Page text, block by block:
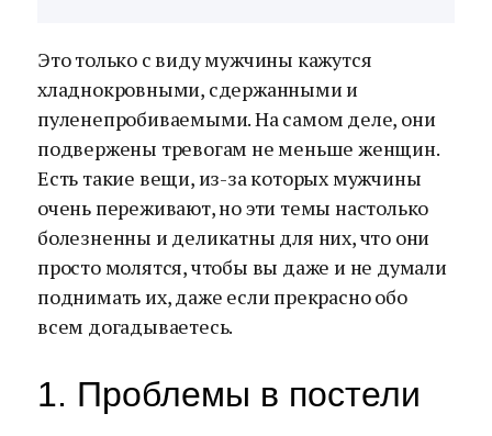
Это только с виду мужчины кажутся
хладнокровными, сдержанными и
пуленепробиваемыми. На самом деле, они
подвержены тревогам не меньше женщин.
Есть такие вещи, из-за которых мужчины
очень переживают, но эти темы настолько
болезненны и деликатны для них, что они
просто молятся, чтобы вы даже и не думали
поднимать их, даже если прекрасно обо
всем догадываетесь.
1. Проблемы в постели